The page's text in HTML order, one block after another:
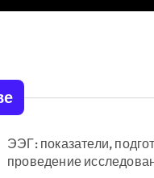
молоді
ЭЭГ: показатели,
проведение